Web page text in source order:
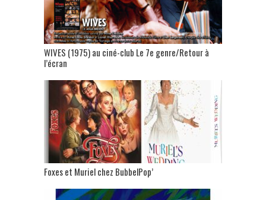
WIVES (1975) au ciné-club Le 7e genre/Retour à
l’écran
Foxes et Muriel chez BubbelPop’